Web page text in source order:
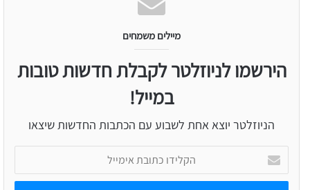
מיילים משמחים
הירשמו לניוזלטר לקבלת חדשות טובות
במייל!
הניוזלטר יוצא אחת לשבוע עם הכתבות החדשות שיצאו
הקלידו
כתובת
אימייל